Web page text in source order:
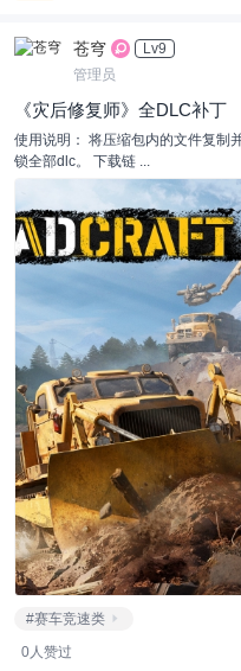
苍穹
Lv9
管理员
《灾后修复师》全DLC补丁
使用说明： 将压缩包内的文件复制
锁全部dlc。 下载链 ...
#赛车竞速类
0人赞过